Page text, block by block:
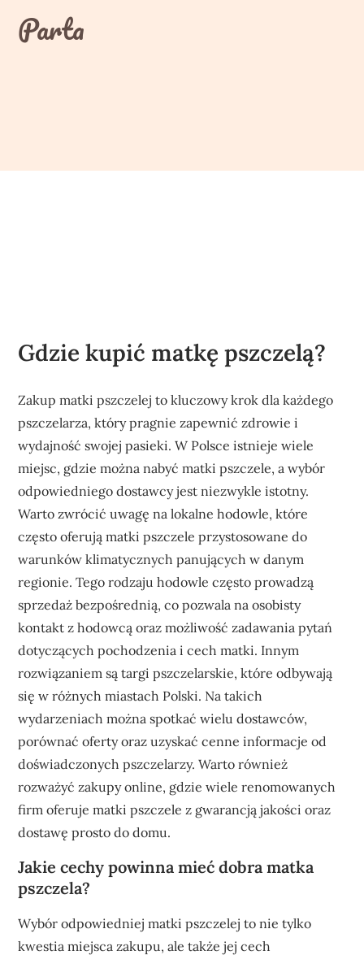
contentParta
Gdzie kupić matkę pszczelą?
Zakup matki pszczelej to kluczowy krok dla każdego
pszczelarza, który pragnie zapewnić zdrowie i
wydajność swojej pasieki. W Polsce istnieje wiele
miejsc, gdzie można nabyć matki pszczele, a wybór
odpowiedniego dostawcy jest niezwykle istotny.
Warto zwrócić uwagę na lokalne hodowle, które
często oferują matki pszczele przystosowane do
warunków klimatycznych panujących w danym
regionie. Tego rodzaju hodowle często prowadzą
sprzedaż bezpośrednią, co pozwala na osobisty
kontakt z hodowcą oraz możliwość zadawania pytań
dotyczących pochodzenia i cech matki. Innym
rozwiązaniem są targi pszczelarskie, które odbywają
się w różnych miastach Polski. Na takich
wydarzeniach można spotkać wielu dostawców,
porównać oferty oraz uzyskać cenne informacje od
doświadczonych pszczelarzy. Warto również
rozważyć zakupy online, gdzie wiele renomowanych
firm oferuje matki pszczele z gwarancją jakości oraz
dostawę prosto do domu.
Jakie cechy powinna mieć dobra matka
pszczela?
Wybór odpowiedniej matki pszczelej to nie tylko
kwestia miejsca zakupu, ale także jej cech